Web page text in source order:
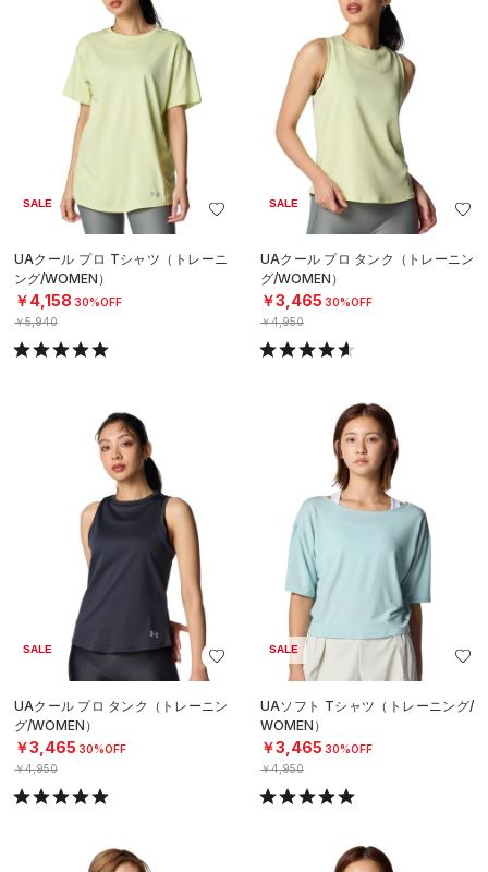
SALE
UAクール プロ Tシャツ（トレーニ
ング/WOMEN）
￥4,158 30%OFF
￥5,940
SALE
UAクール プロ タンク（トレーニン
グ/WOMEN）
￥3,465 30%OFF
￥4,950
SALE
UAクール プロ タンク（トレーニン
グ/WOMEN）
￥3,465 30%OFF
￥4,950
SALE
UAソフト Tシャツ（トレーニング/
WOMEN）
￥3,465 30%OFF
￥4,950